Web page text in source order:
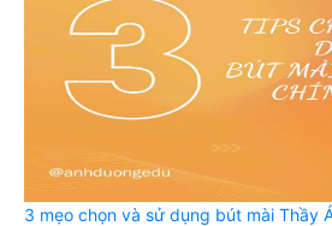
3 mẹo chọn và sử dụng bút mài Thầy